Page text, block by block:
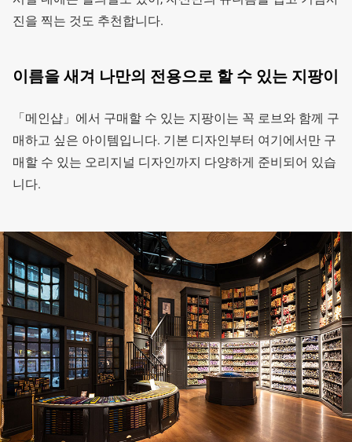
진을 찍는 것도 추천합니다.
이름을 새겨 나만의 전용으로 할 수 있는 지팡이
「메인샵」에서 구매할 수 있는 지팡이는 꼭 로브와 함께 구
매하고 싶은 아이템입니다. 기본 디자인부터 여기에서만 구
매할 수 있는 오리지널 디자인까지 다양하게 준비되어 있습
니다.